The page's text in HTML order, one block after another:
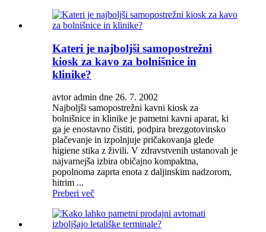
Kateri je najboljši samopostrežni
kiosk za kavo za bolnišnice in
klinike?
avtor admin dne 26. 7. 2002
Najboljši samopostrežni kavni kiosk za
bolnišnice in klinike je pametni kavni aparat, ki
ga je enostavno čistiti, podpira brezgotovinsko
plačevanje in izpolnjuje pričakovanja glede
higiene stika z živili. V zdravstvenih ustanovah je
najvarnejša izbira običajno kompaktna,
popolnoma zaprta enota z daljinskim nadzorom,
hitrim ...
Preberi več